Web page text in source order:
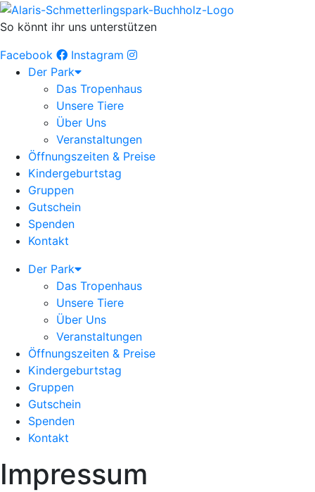
So könnt ihr uns unterstützen
Facebook
Instagram
Der Park
Das Tropenhaus
Unsere Tiere
Über Uns
Veranstaltungen
Öffnungszeiten & Preise
Kindergeburtstag
Gruppen
Gutschein
Spenden
Kontakt
Der Park
Das Tropenhaus
Unsere Tiere
Über Uns
Veranstaltungen
Öffnungszeiten & Preise
Kindergeburtstag
Gruppen
Gutschein
Spenden
Kontakt
Impressum